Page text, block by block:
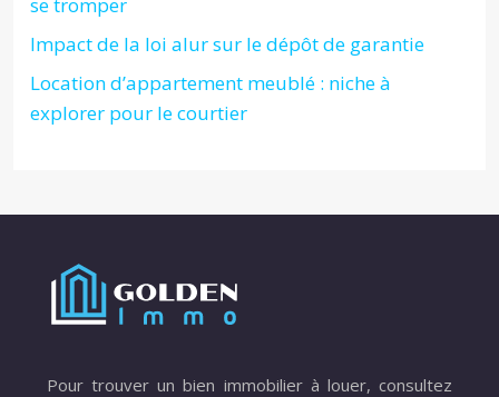
Impact de la loi alur sur le dépôt de garantie
Location d’appartement meublé : niche à
explorer pour le courtier
Pour trouver un bien immobilier à louer, consultez